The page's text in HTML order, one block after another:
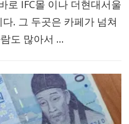
로 IFC몰 이나 더현대서울
. 그 두곳은 카페가 넘쳐
도 많아서 …